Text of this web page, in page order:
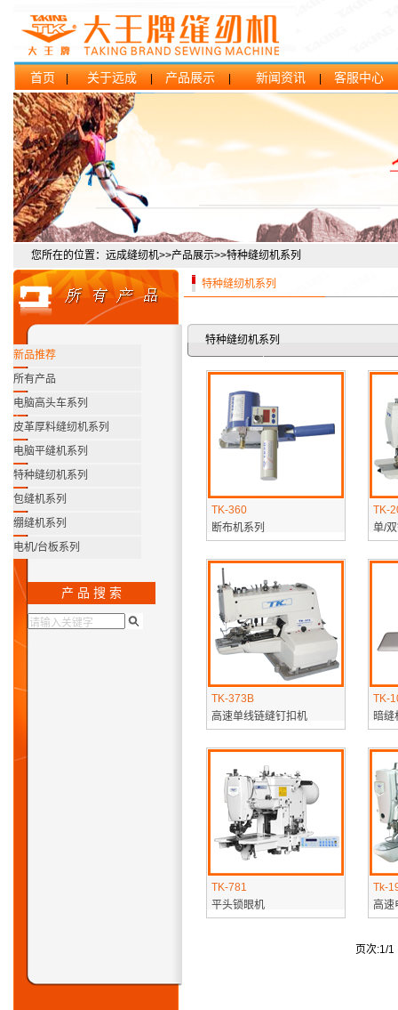
首页 关于远成 产品展示| 新闻资讯 客服中心
您所在的位置：远成缝纫机>>产品展示>>特种缝纫机系列
新品推荐
所有产品
电脑高头车系列
皮革厚料缝纫机系列
电脑平缝机系列
特种缝纫机系列
包缝机系列
绷缝机系列
电机/台板系列
产 品 搜 索
特种缝纫机系列
特种缝纫机系列
TK-360
断布机系列
TK-
单/
TK-373B
高速单线链缝钉扣机
TK-
暗缝
TK-781
平头锁眼机
Tk-
高速
页次:1/